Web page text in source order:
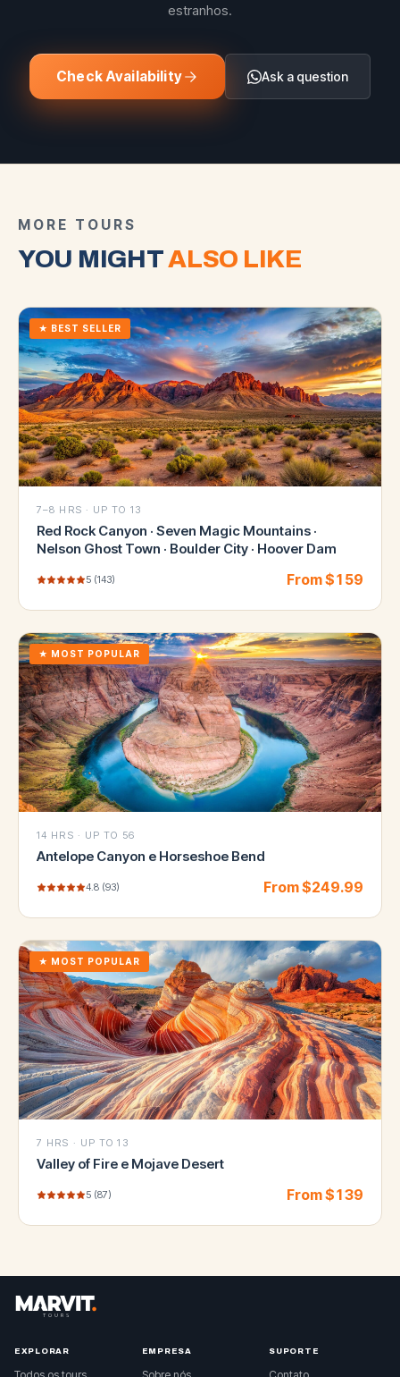
estranhos.
Check Availability Ask a question
MORE TOURS
YOU MIGHTALSO LIKE
★ BEST SELLER
7–8 HRS · UP TO 13
Red Rock Canyon · Seven Magic Mountains ·
Nelson Ghost Town · Boulder City · Hoover Dam
5 (143) From $159
★ MOST POPULAR
14 HRS · UP TO 56
Antelope Canyon e Horseshoe Bend
4.8 (93) From $249.99
★ MOST POPULAR
7 HRS · UP TO 13
Valley of Fire e Mojave Desert
5 (87) From $139
EXPLORAR EMPRESA SUPORTE